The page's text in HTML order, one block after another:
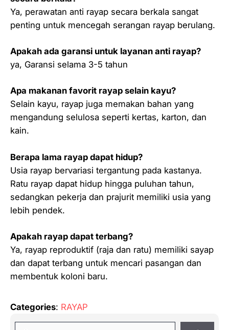
Ya, perawatan anti rayap secara berkala sangat
penting untuk mencegah serangan rayap berulang.
Apakah ada garansi untuk layanan anti rayap?
ya, Garansi selama 3-5 tahun
Apa makanan favorit rayap selain kayu?
Selain kayu, rayap juga memakan bahan yang
mengandung selulosa seperti kertas, karton, dan
kain.
Berapa lama rayap dapat hidup?
Usia rayap bervariasi tergantung pada kastanya.
Ratu rayap dapat hidup hingga puluhan tahun,
sedangkan pekerja dan prajurit memiliki usia yang
lebih pendek.
Apakah rayap dapat terbang?
Ya, rayap reproduktif (raja dan ratu) memiliki sayap
dan dapat terbang untuk mencari pasangan dan
membentuk koloni baru.
Categories: RAYAP